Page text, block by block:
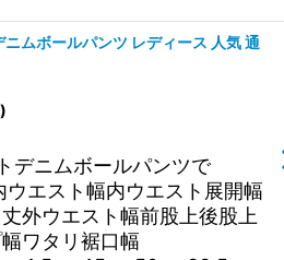
ムボールパンツ レディース 人気 通
デニムボールパンツで
ウエスト幅内ウエスト展開幅
外ウエスト幅前股上後股上
ワタリ裾口幅